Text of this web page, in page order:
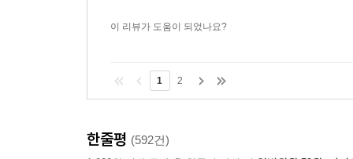
잦은 매매를 유도하고, 급등주, 테마주 중심의 도
수영도 못하면서 바다에 뛰어들지 말라!
이 리뷰가 도움이 되었나요?
1 2
한줄평 (592건)